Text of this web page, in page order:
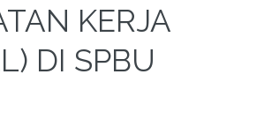
KERJA
DI SPBU